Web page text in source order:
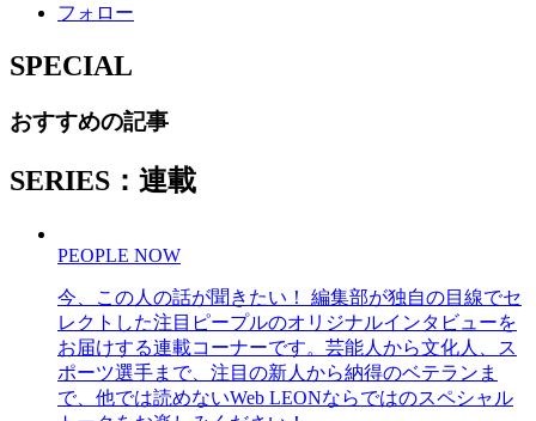
フォロー
SPECIAL
おすすめの記事
SERIES：連載
PEOPLE NOW
今、この人の話が聞きたい！ 編集部が独自の目線でセ
レクトした注目ピープルのオリジナルインタビューを
お届けする連載コーナーです。芸能人から文化人、ス
ポーツ選手まで、注目の新人から納得のベテランま
で、他では読めないWeb LEONならではのスペシャル